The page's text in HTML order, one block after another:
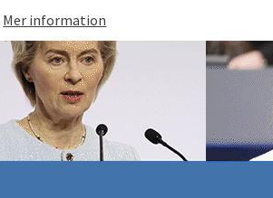
Mer information